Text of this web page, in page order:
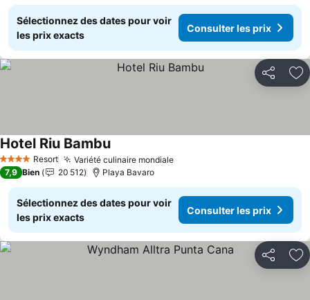
Sélectionnez des dates pour voir
les prix exacts
Consulter les prix
Partager
4 Étoiles Resort Variété culinaire mondialeConsulter les prix
Hotel Riu BambuConsulter les prix
7,9 Bien 20 512 Playa Bavaro
Sélectionnez des dates pour voir
les prix exacts
Consulter les prix
Partager